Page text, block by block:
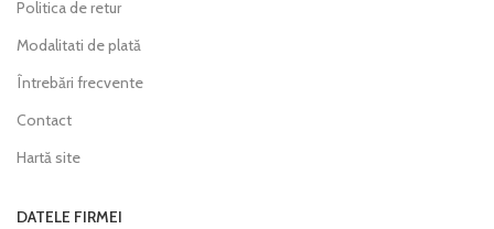
Politica de retur
Modalitati de plată
Întrebări frecvente
Contact
Hartă site
DATELE FIRMEI